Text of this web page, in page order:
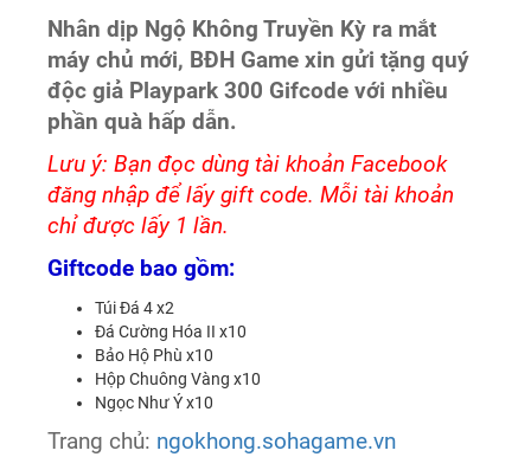
Nhân dịp Ngộ Không Truyền Kỳ ra mắt
máy chủ mới, BĐH Game xin gửi tặng quý
độc giả Playpark 300 Gifcode với nhiều
phần quà hấp dẫn.
Lưu ý: Bạn đọc dùng tài khoản Facebook
đăng nhập để lấy gift code. Mỗi tài khoản
chỉ được lấy 1 lần.
Giftcode bao gồm:
Túi Đá 4 x2
Đá Cường Hóa II x10
Bảo Hộ Phù x10
Hộp Chuông Vàng x10
Ngọc Như Ý x10
Trang chủ: ngokhong.sohagame.vn